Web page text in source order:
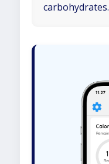
carbohydrates.